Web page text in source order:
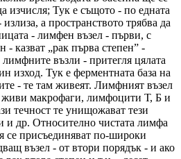
изчисля; Тук е същото - по едната
а пространството трябва да
- лимфен възел - първи, с
- казват „рак първа степен” -
възли - притегля цялата
изход. Тук е ферментната база на
- те там живеят. Лимфният възел
живи макрофаги, лимфоцити Т, Б и
течност те унищожават тези
и др. Относително чистата лимфа
се присъединяват по-широки
възел - от втори порядък - и ако